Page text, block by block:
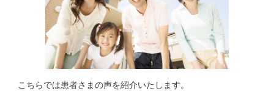
こちらでは患者さまの声を紹介いたします。